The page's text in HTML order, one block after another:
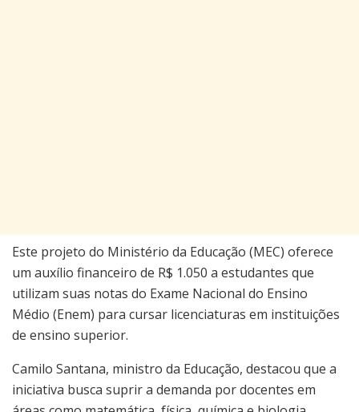
Este projeto do Ministério da Educação (MEC) oferece
um auxílio financeiro de R$ 1.050 a estudantes que
utilizam suas notas do Exame Nacional do Ensino
Médio (Enem) para cursar licenciaturas em instituições
de ensino superior.
Camilo Santana, ministro da Educação, destacou que a
iniciativa busca suprir a demanda por docentes em